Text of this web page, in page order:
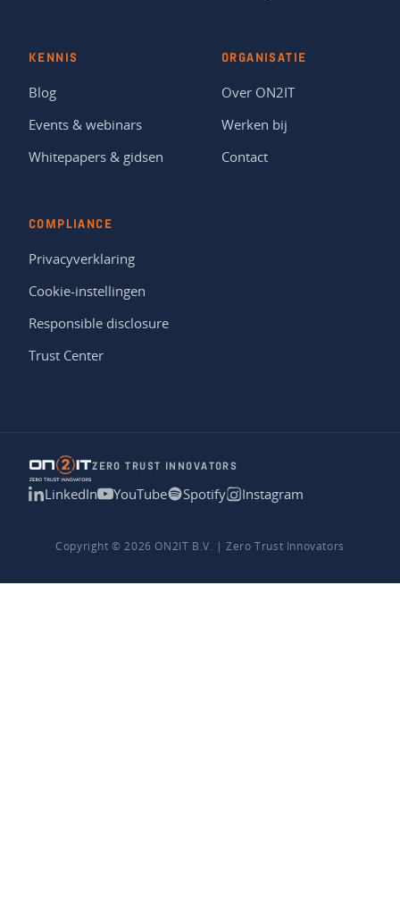
KENNIS
Blog
Events & webinars
Whitepapers & gidsen
ORGANISATIE
Over ON2IT
Werken bij
Contact
COMPLIANCE
Privacyverklaring
Cookie-instellingen
Responsible disclosure
Trust Center
ZERO TRUST INNOVATORS
LinkedIn YouTube Spotify Instagram
Copyright © 2026 ON2IT B.V. | Zero Trust Innovators